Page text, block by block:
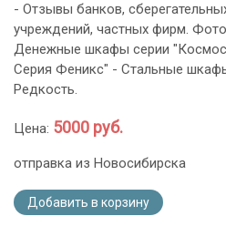
- Отзывы банков,
учреждений, частных фирм.
Денежные шкафы серии
Серия Феникс" - Стальные
Редкость.
Цена: 5000 руб.
отправка из Новосибирска
Добавить в корзину